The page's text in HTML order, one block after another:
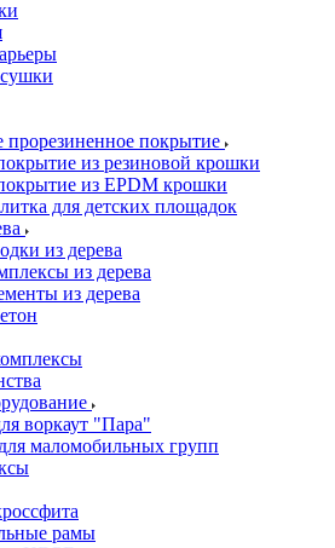
прорезиненное покрытие
из резиновой крошки
из EPDM крошки
для детских площадок
из дерева
из дерева
из дерева
воркаут "Пара"
маломобильных групп
рамы